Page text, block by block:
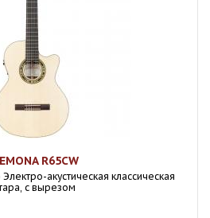
R65CW
акустическая классическая
с вырезом